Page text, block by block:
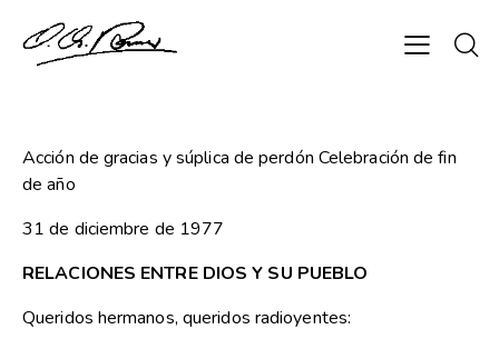
Acción de gracias y súplica de perdón Celebración de fin
de año
31 de diciembre de 1977
RELACIONES ENTRE DIOS Y SU PUEBLO
Queridos hermanos, queridos radioyentes: